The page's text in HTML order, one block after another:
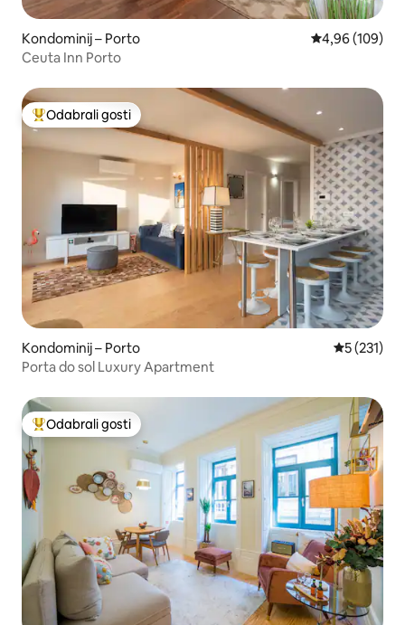
Kondominij – Porto Prosječna
4,96 (109)
Ceuta Inn Porto
Među najviše rangiranima s oznakom „Odabrali gosti”
Odabrali gosti
Kondominij – Porto Prosječna
5 (231)
Porta do sol Luxury Apartment
Među najviše rangiranima s oznakom „Odabrali gosti”
Odabrali gosti